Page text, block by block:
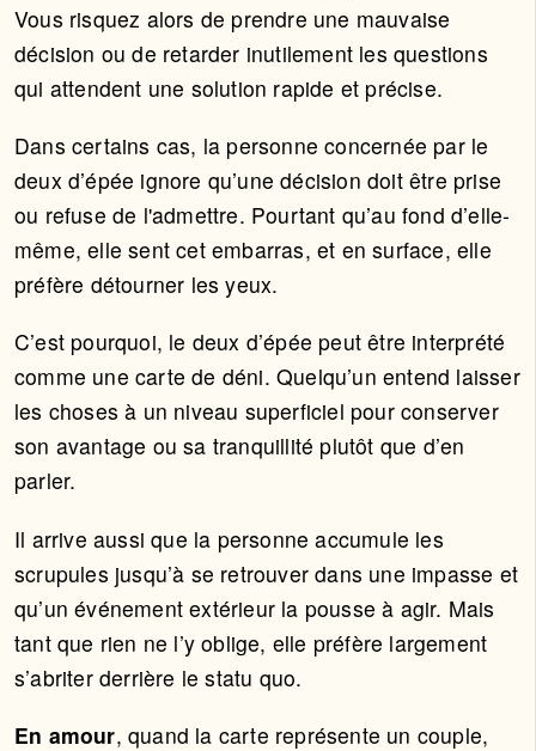
Vous risquez alors de prendre une mauvaise
décision ou de retarder inutilement les questions
qui attendent une solution rapide et précise.
Dans certains cas, la personne concernée par le
deux d’épée ignore qu’une décision doit être prise
ou refuse de l'admettre. Pourtant qu’au fond d’elle-
même, elle sent cet embarras, et en surface, elle
préfère détourner les yeux.
C’est pourquoi, le deux d’épée peut être interprété
comme une carte de déni. Quelqu’un entend laisser
les choses à un niveau superficiel pour conserver
son avantage ou sa tranquillité plutôt que d’en
parler.
Il arrive aussi que la personne accumule les
scrupules jusqu’à se retrouver dans une impasse et
qu’un événement extérieur la pousse à agir. Mais
tant que rien ne l’y oblige, elle préfère largement
s’abriter derrière le statu quo.
En amour, quand la carte représente un couple,